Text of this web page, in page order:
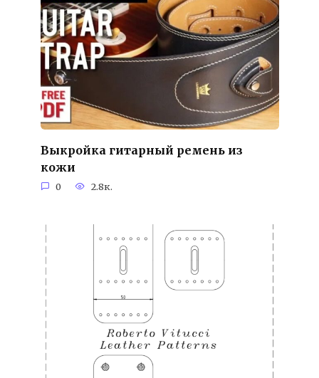
Выкройка гитарный ремень из
кожи
0 2.8к.